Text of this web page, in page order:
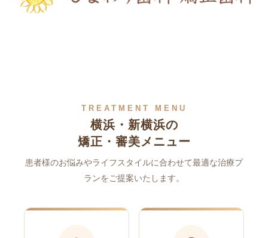
TREATMENT MENU
横浜・新横浜の
矯正・審美メニュー
患者様のお悩みやライフスタイルに合わせて最適な治療プ
ランをご提案いたします。